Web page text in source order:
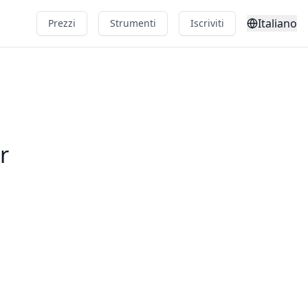
Prezzi Strumenti Iscriviti Italiano